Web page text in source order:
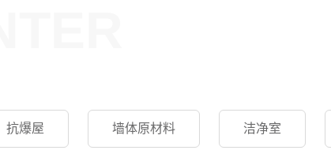
抗爆屋 墙体原材料 洁净室